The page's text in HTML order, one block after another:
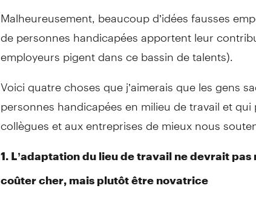
Malheureusement, beaucoup d’idées fausses
de personnes handicapées apportent leur
employeurs pigent dans ce bassin de talents).
Voici quatre choses que j’aimerais que les gens
personnes handicapées en milieu de travail et
collègues et aux entreprises de mieux nous
1. L’adaptation du lieu de travail ne devrait
coûter cher, mais plutôt être novatrice